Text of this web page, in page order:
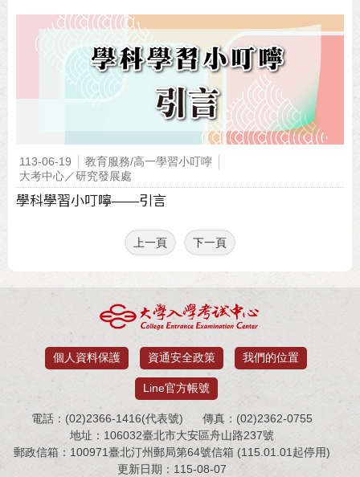
113-06-19
教育服務/高一學習小叮嚀
大考中心／研究發展處
學科學習小叮嚀——引言
上一頁 下一頁
個人資料保護 資通安全政策 我們的位置
Line官方帳號
電話：(02)2366-1416(代表號)
傳真：(02)2362-0755
地址：106032臺北市大安區舟山路237號
郵政信箱：100971臺北汀州郵局第64號信箱 (115.01.01起停用)
更新日期：115-08-07